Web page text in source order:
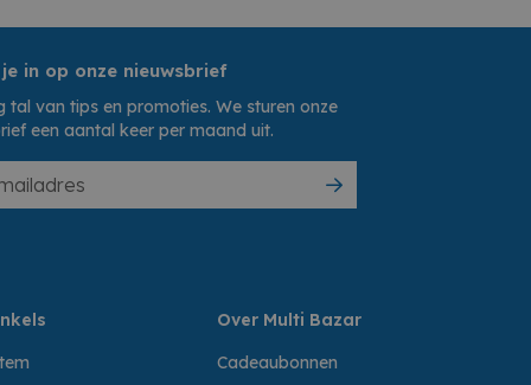
in op onze nieuwsbrief
tal van tips en promoties. We sturen onze
een aantal keer per maand uit.
Over Multi Bazar
Cadeaubonnen